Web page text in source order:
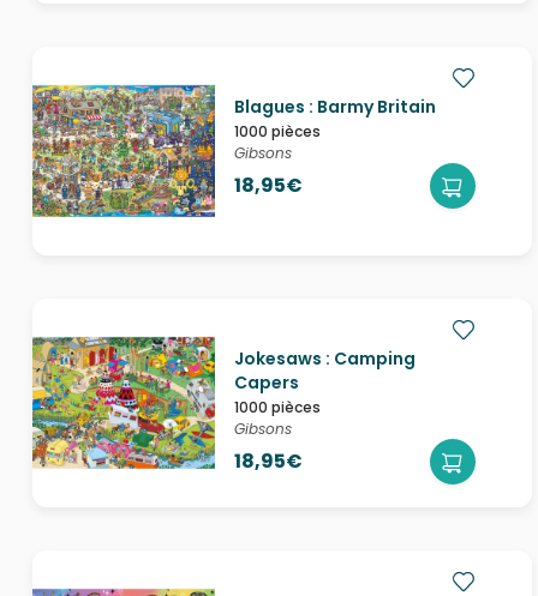
Blagues : Barmy Britain
1000 pièces
Gibsons
18,95€
Jokesaws : Camping
Capers
1000 pièces
Gibsons
18,95€